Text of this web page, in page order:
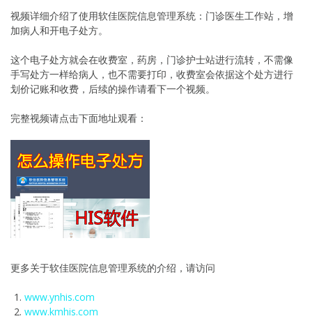
视频详细介绍了使用软佳医院信息管理系统：门诊医生工作站，增
加病人和开电子处方。
这个电子处方就会在收费室，药房，门诊护士站进行流转，不需像
手写处方一样给病人，也不需要打印，收费室会依据这个处方进行
划价记账和收费，后续的操作请看下一个视频。
完整视频请点击下面地址观看：
更多关于软佳医院信息管理系统的介绍，请访问
www.ynhis.com
www.kmhis.com